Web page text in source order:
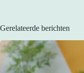
Gerelateerde berichten